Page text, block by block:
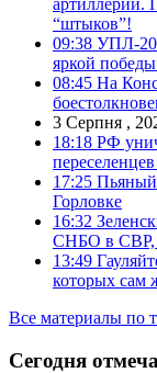
“штыков”!
09:38 УПЛ-
яркой
08:45 На
3 Серпня ,
18:18 РФ
17:25 Пьяный
Горловке
16:32
СНБО в СВР,
13:49
которых сам
Все материалы по
Сегодня